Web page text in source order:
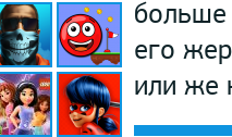
больше
его
или же